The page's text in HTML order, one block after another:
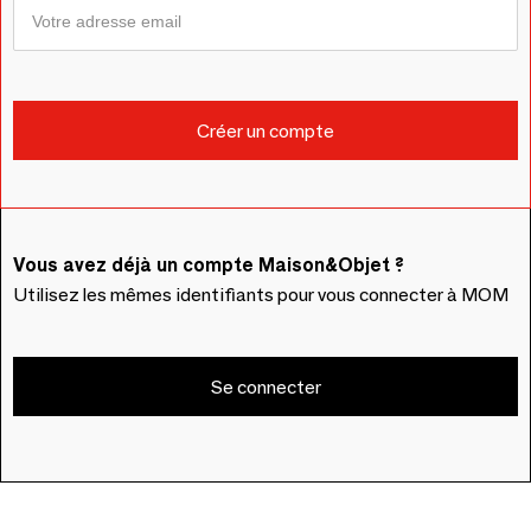
Vous avez déjà un compte Maison&Objet ?
Utilisez les mêmes identifiants pour vous connecter à MOM
Se connecter